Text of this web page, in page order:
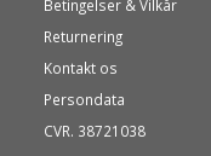
Betingelser & Vilkår
Returnering
Kontakt os
Persondata
CVR. 38721038